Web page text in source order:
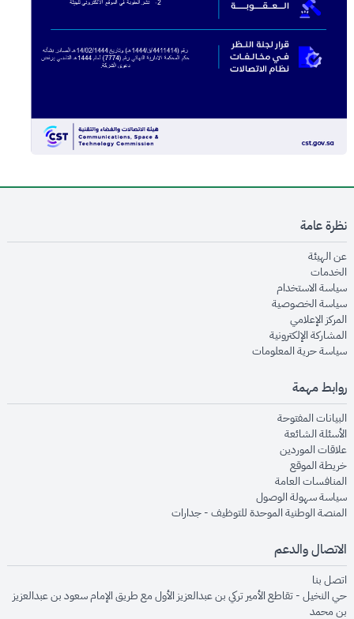
نظرة عامة
عن الهيئةopens in new window
الخدماتopens in new window
سياسة الاستخدام
سياسة الخصوصيةopens in new window
المركز الإعلاميopens in new window
المشاركة الإلكترونيةopens in new window
سياسة حرية المعلوماتopens in new window
روابط مهمة
البيانات المفتوحةopens in new window
الأسئلة الشائعةopens in new window
علاقات الموردينopens in new window
خريطة الموقعopens in new window
المنافسات العامةopens in new window
سياسة سهولة الوصولopens in new window
المنصة الوطنية الموحدة للتوظيف - جداراتopens in new window
الاتصال والدعم
اتصل بنا
حي النخيل - تقاطع الأمير تركي بن عبدالعزيز الأول مع طريق الإمام سعود بن عبدالعزيز
بن محمد